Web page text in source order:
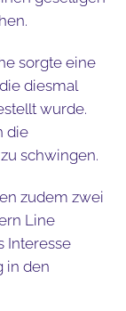
sorgte eine
diesmal
wurde.
die
schwingen.
zudem zwei
Line
Interesse
in den